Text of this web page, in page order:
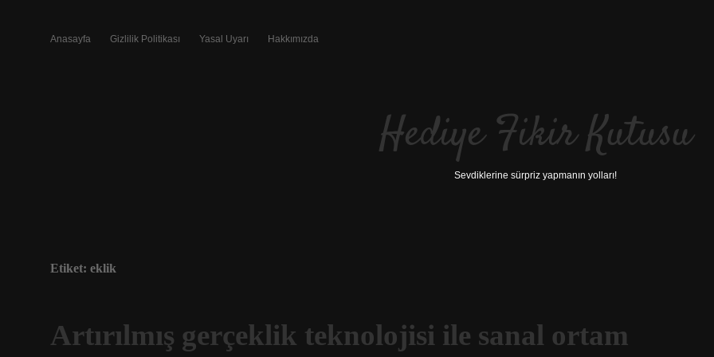
Anasayfa Gizlilik Politikası Yasal Uyarı Hakkımızda
Hediye Fikir Kutusu
Sevdiklerine sürpriz yapmanın yolları!
Etiket: eklik
Artırılmış gerçeklik teknolojisi ile sanal ortam